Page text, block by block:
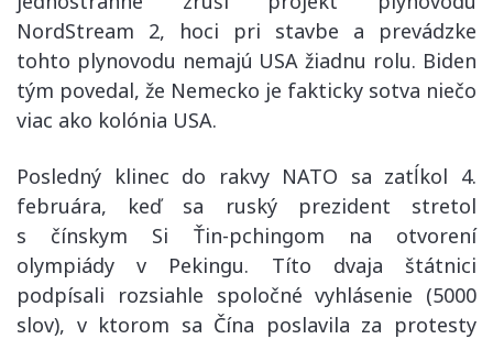
NordStream 2, hoci pri stavbe a prevádzke
tohto plynovodu nemajú USA žiadnu rolu. Biden
tým povedal, že Nemecko je fakticky sotva niečo
viac ako kolónia USA.
Posledný klinec do rakvy NATO sa zatĺkol 4.
februára, keď sa ruský prezident stretol
s čínskym Si Ťin-pchingom na otvorení
olympiády v Pekingu. Títo dvaja štátnici
podpísali rozsiahle spoločné vyhlásenie (5000
slov), v ktorom sa Čína poslavila za protesty